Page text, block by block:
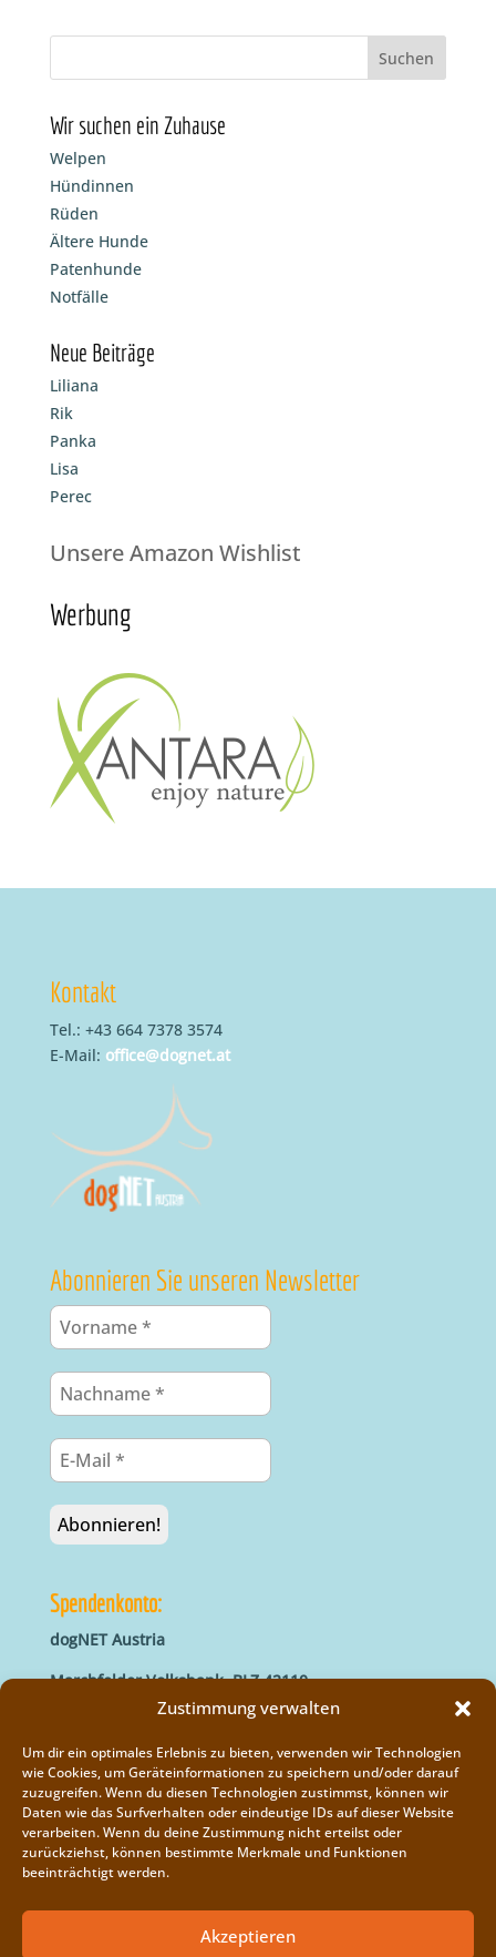
Zustimmung verwalten
Um dir ein optimales Erlebnis zu bieten, verwenden wir Technologien
wie Cookies, um Geräteinformationen zu speichern und/oder darauf
zuzugreifen. Wenn du diesen Technologien zustimmst, können wir
Daten wie das Surfverhalten oder eindeutige IDs auf dieser Website
verarbeiten. Wenn du deine Zustimmung nicht erteilst oder
zurückziehst, können bestimmte Merkmale und Funktionen
beeinträchtigt werden.
Akzeptieren
Wir suchen ein Zuhause
Welpen
Hündinnen
Rüden
Ältere Hunde
Patenhunde
Notfälle
Neue Beiträge
Liliana
Rik
Panka
Lisa
Perec
Unsere Amazon Wishlist
Werbung
Kontakt
Tel.: +43 664 7378 3574
E-Mail: office@dognet.at
Abonnieren Sie unseren Newsletter
Spendenkonto:
dogNET Austria
Marchfelder Volksbank, BLZ 42110
IBAN: AT66 4211 0421 5000 0000
Cookie-Richtlinie (EU)